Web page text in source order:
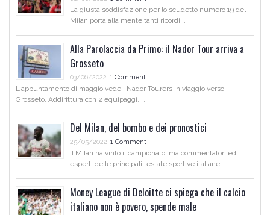
La giusta soddisfazione per lo scudetto numero 19 del
Milan porta alla mente tanti ricordi. …
Alla Parolaccia da Primo: il Nador Tour arriva a
Grosseto
03/06/2022 1 Comment
L'appuntamento di maggio vede i Nador Tourers in viaggio verso
Grosseto. Addirittura con 2 equipaggi. …
Del Milan, del bombo e dei pronostici
25/05/2022 1 Comment
Il Milan ha vinto il campionato, ma commentatori ed
esperti delle principali testate sportive italiane …
Money League di Deloitte ci spiega che il calcio
italiano non è povero, spende male